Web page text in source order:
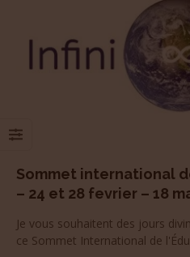
Sommet international
– 24 et 28 fevrier – 18
Je vous souhaitent des jours
ce Sommet International de